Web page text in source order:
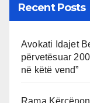
Recent Posts
Avokati Idajet
përvetësuar
në këtë vend”
Rama